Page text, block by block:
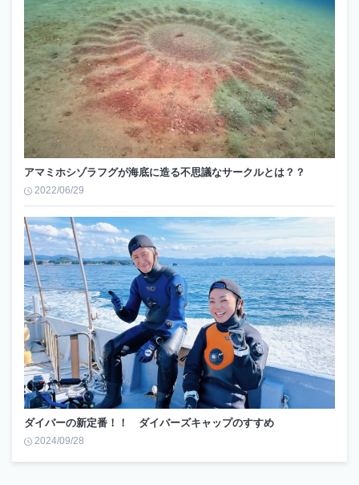
アマミホシゾラフグが海底に造る不思議なサークルとは？？
2022/06/29
ダイバーの新定番！！ ダイバーズキャップのすすめ
2024/09/28